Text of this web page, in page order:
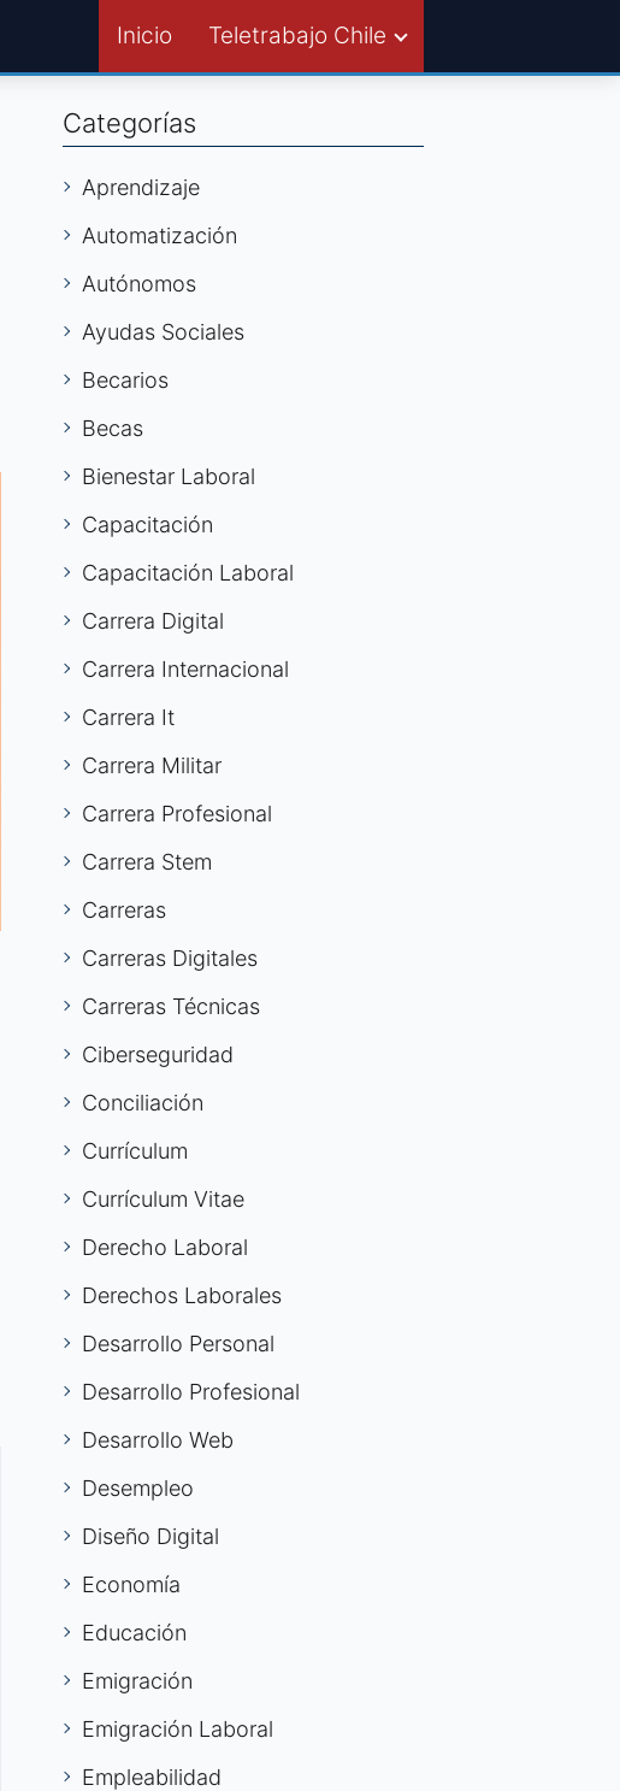
Inicio Teletrabajo Chile
Categorías
Aprendizaje
Automatización
Autónomos
Ayudas Sociales
Becarios
Becas
Bienestar Laboral
Capacitación
Capacitación Laboral
Carrera Digital
Carrera Internacional
Carrera It
Carrera Militar
Carrera Profesional
Carrera Stem
Carreras
Carreras Digitales
Carreras Técnicas
Ciberseguridad
Conciliación
Currículum
Currículum Vitae
Derecho Laboral
Derechos Laborales
Desarrollo Personal
Desarrollo Profesional
Desarrollo Web
Desempleo
Diseño Digital
Economía
Educación
Emigración
Emigración Laboral
Empleabilidad